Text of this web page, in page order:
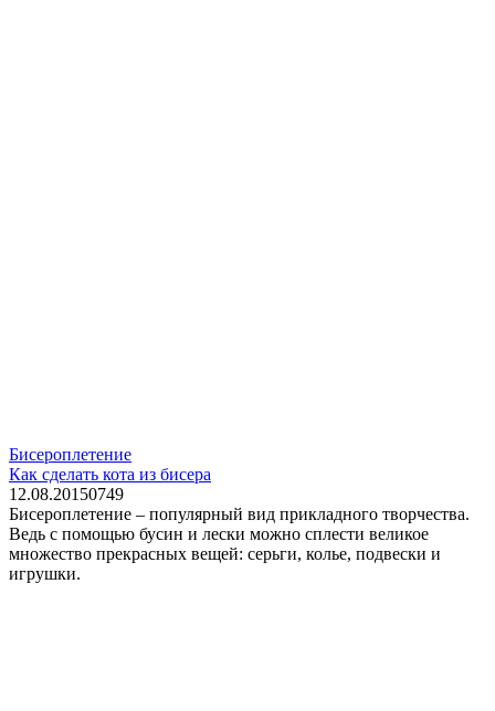
Бисероплетение
Как сделать кота из бисера
12.08.20150749
Бисероплетение – популярный вид прикладного творчества.
Ведь с помощью бусин и лески можно сплести великое
множество прекрасных вещей: серьги, колье, подвески и
игрушки.